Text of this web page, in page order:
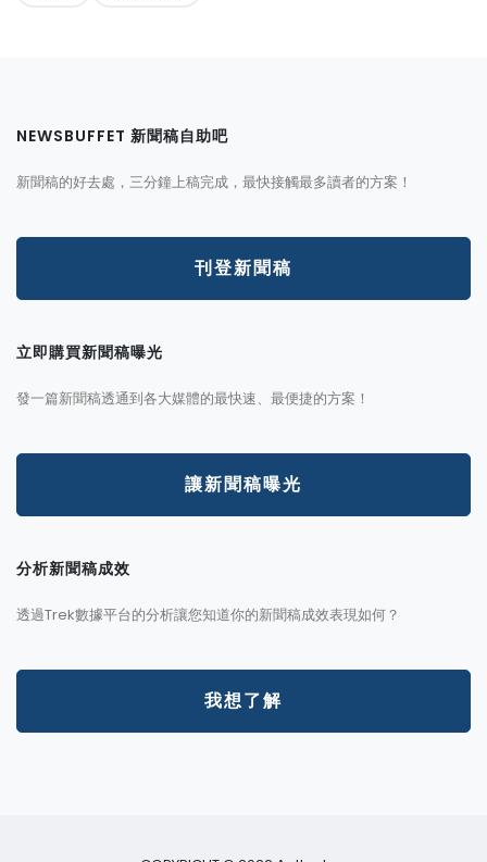
NEWSBUFFET 新聞稿自助吧
新聞稿的好去處，三分鐘上稿完成，最快接觸最多讀者的方案！
刊登新聞稿
立即購買新聞稿曝光
發一篇新聞稿透通到各大媒體的最快速、最便捷的方案！
讓新聞稿曝光
分析新聞稿成效
透過Trek數據平台的分析讓您知道你的新聞稿成效表現如何？
我想了解